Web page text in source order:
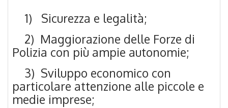
1) Sicurezza e legalità;
2) Maggiorazione delle Forze di
Polizia con più ampie autonomie;
3) Sviluppo economico con
particolare attenzione alle piccole e
medie imprese;